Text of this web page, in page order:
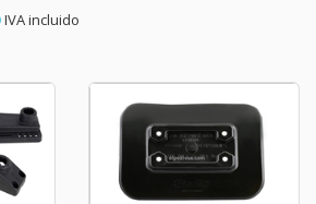
IVA incluido